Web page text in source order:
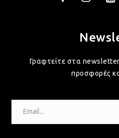
Γραφτείτε στα
προσφορές